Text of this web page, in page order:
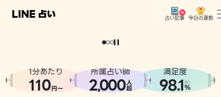
占い記事 今日の運勢
相談事例
どうせなら
。
1分あたり
110円〜
所属占い師
2,000人
超
満足度
98.1※1
%